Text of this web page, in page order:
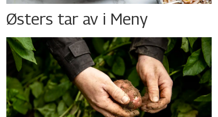
Østers tar av i Meny